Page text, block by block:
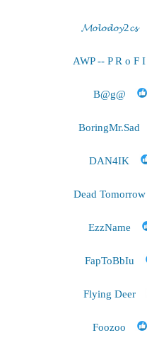
𝓜𝓸𝓵𝓸𝓭𝓸𝔂2𝓬𝓼
AWP -- P R o F I
B@g@
BoringMr.Sad
DAN4IK
Dead Tomorrow
EzzName
FapToBbIu
Flying Deer
Foozoo